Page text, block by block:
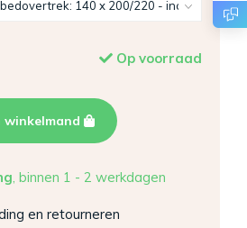
Op voorraad
winkelmand
, binnen 1 - 2 werkdagen
en retourneren